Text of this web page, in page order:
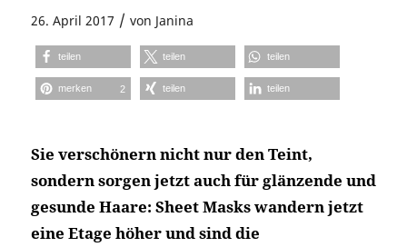
26. April 2017 / von Janina
teilen teilen teilen
merken 2 teilen teilen
Sie verschönern nicht nur den Teint,
sondern sorgen jetzt auch für glänzende und
gesunde Haare: Sheet Masks wandern jetzt
eine Etage höher und sind die